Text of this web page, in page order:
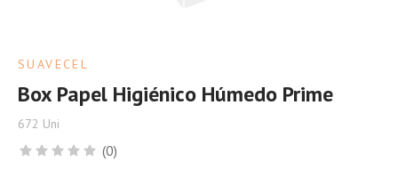
SUAVECEL
Box Papel Higiénico Húmedo Prime
672 Uni
(0)